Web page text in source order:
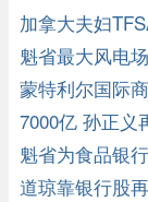
加拿大夫妇
魁省最大风电
蒙特利尔国际
7000亿 孙正义
魁省为食品银
道琼靠银行股